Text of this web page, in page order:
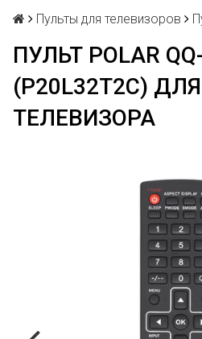
Пульты для телевизоров
ПУЛЬТ POLAR
(P20L32T2C) ДЛЯ
ТЕЛЕВИЗОРА